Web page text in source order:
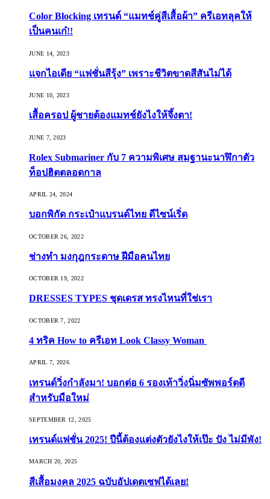
Color Blocking เทรนด์ “แมทช์คู่สีเสื้อผ้า” ครีเอทลุคให้
เป็นคนเก๋!!
JUNE 14, 2023
แจกไอเดีย “แฟชั่นสีรุ้ง” เพราะชีวิตขาดสีสันไม่ได้
JUNE 10, 2023
เสื้อครอป ผู้ชายต้องแมทช์ยังไงให้จึ้งตา!
JUNE 7, 2023
Rolex Submariner กับ 7 ความพิเศษ สมฐานะนาฬิกาตัว
ท็อปฮิตตลอดกาล
APRIL 24, 2024
บอกพิกัด กระเป๋าแบรนด์ไทย ดีไซน์เริ่ด
OCTOBER 26, 2022
ช่างทำ มงกุฎกระดาษ ฝีมือคนไทย
OCTOBER 19, 2022
DRESSES TYPES ชุดเดรส ทรงไหนที่ใช่เรา
OCTOBER 7, 2022
4 ทริค How to ครีเอท Look Classy Woman
APRIL 7, 2026
เทรนด์วิ่งกำลังมา! บอกต่อ 6 รองเท้าวิ่งนิ่มซัพพอร์ตดี
สำหรับมือใหม่
SEPTEMBER 12, 2025
เทรนด์แฟชั่น 2025! ปีนี้ต้องแต่งตัวยังไงให้เป๊ะ ปัง ไม่มีพัง!
MARCH 20, 2025
สีเสื้อมงคล 2025 ฉบับอัปเดตเซฟได้เลย!